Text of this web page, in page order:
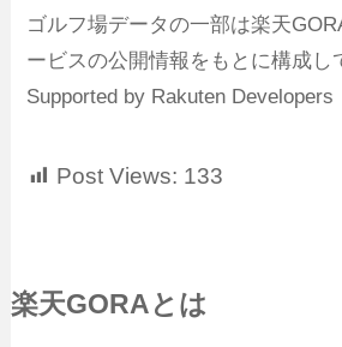
ゴルフ場データの一部は楽天
ービスの公開情報をもとに構成し
Supported by Rakuten Developers
Post Views: 133
楽天GORAとは